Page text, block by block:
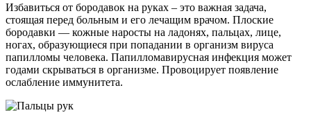
Избавиться от бородавок на руках – это важная задача,
стоящая перед больным и его лечащим врачом. Плоские
бородавки — кожные наросты на ладонях, пальцах, лице,
ногах, образующиеся при попадании в организм вируса
папилломы человека. Папилломавирусная инфекция может
годами скрываться в организме. Провоцирует появление
ослабление иммунитета.